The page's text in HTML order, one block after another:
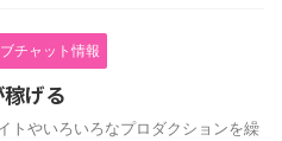
チャット情報
げる
トやいろいろなプロダクションを繰